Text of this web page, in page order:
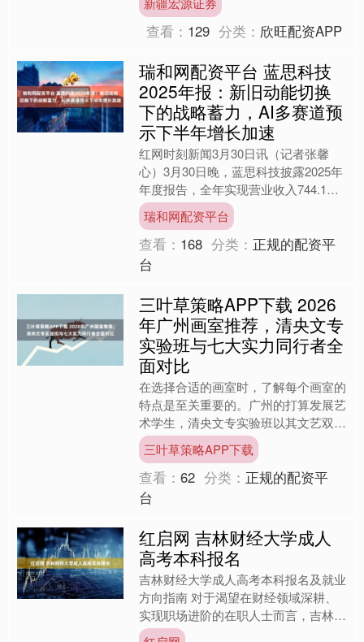
桶以上高位。该机构....
查看： 129 分类： 欣旺配资APP
瑞和网配资平台 蓝思科技
2025年报：新旧动能切换
下的战略蓄力，AI多赛道预
示下半年增长加速
红网时刻新闻3月30日讯（记者张馨
心）3月30日晚，蓝思科技披露2025年
年度报告，全年实现营业收入744.1亿
元，同比增长6.46%；归母净利润
40.18亿元....
瑞和网配资平台
查看： 168 分类： 正规的配资平
台
三叶草策略APP下载 2026
年广州画室推荐，清央文专
实验班与七大实力同行者全
面对比
在选择合适的画室时，了解每个画室的
特点是至关重要的。广州的打算发展艺
术学生，清央文专实验班以其文艺双优
的教育理念深受学生欢迎。而战国画室
则通过系统化的基础与进阶....
三叶草策略APP下载
查看：62 分类： 正规的配资平
台
红启网 吉林财经大学成人
高考本科报名
吉林财经大学成人高考本科报名及就业
方向指南 对于渴望在财经领域深耕、
实现职场进阶的在职人士而言，吉林财
经大学成人高考本科项目是提升学历含